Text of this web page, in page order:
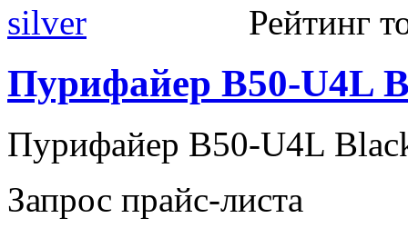
Рейтинг
Пурифайер B50-U4L
Пурифайер B50-U4L
Запрос прайс-листа